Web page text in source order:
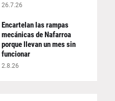
26.7.26
Encartelan las rampas
mecánicas de Nafarroa
porque llevan un mes sin
funcionar
2.8.26